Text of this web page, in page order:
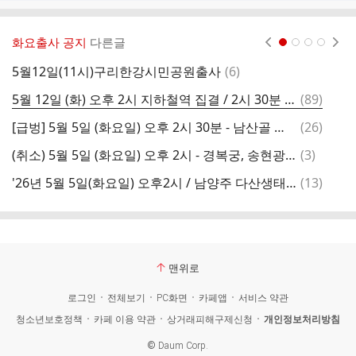
화요출사 공지 다른글
5월12일(11시)구리한강시민공원출사 댓
(6)
5월 12일 (화) 오후 2시 지하철역 집결 / 2시 30분 시작 - 구리 한강시민공원 유채꽃 출사 댓
글
(89)
[급벙] 5월 5일 (화요일) 오후 2시 30분 - 남산골 한옥마을
댓
(26)
(취소) 5월 5일 (화요일) 오후 2시 - 경복궁, 송현광장, 인사동 댓
(3)
'26년 5월 5일(화요일) 오후2시 / 남양주 다산생태공원(소수출사) 댓
(13)
맨위로
로그인 전체보기 PC화면 카페앱
서비스 약관
청소년보호정책
카페 이용 약관 상거래피해구제신청 개인정보처리방침
© Daum Corp.